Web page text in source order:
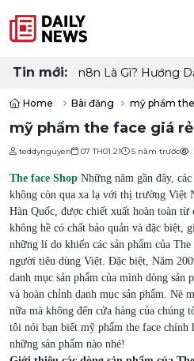
Tin mới:
n8n Là Gì? Hướng
Home Bài đăng mỹ phẩm
mỹ phẩm the face giá rẻ
teddynguyen 07 TH01 21 5 năm trước
The face Shop Những năm gần đây,
không còn qua xa lạ với thị trường Việt
Hàn Quốc, được chiết xuất hoàn toàn
không hề có chất bảo quản và đặc biệt,
những lí do khiến các sản phẩm của
người tiêu dùng Việt. Đặc biệt, Năm
danh mục sản phẩm của mình dòng sản
và hoàn chỉnh danh mục sản phẩm. Nè
nữa mà không đến cửa hàng của chúng
tôi nói bạn biết mỹ phẩm the face chính
những sản phẩm nào nhé!